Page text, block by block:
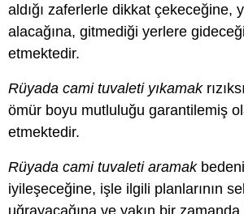
aldığı zaferlerle dikkat çekeceğine,
alacağına, gitmediği yerlere
etmektedir.
Rüyada cami tuvaleti yıkamak
ömür boyu mutluluğu garantilemiş
etmektedir.
Rüyada cami tuvaleti aramak
iyileşeceğine, işle ilgili planlarının
uğrayacağına ve yakın bir zamanda